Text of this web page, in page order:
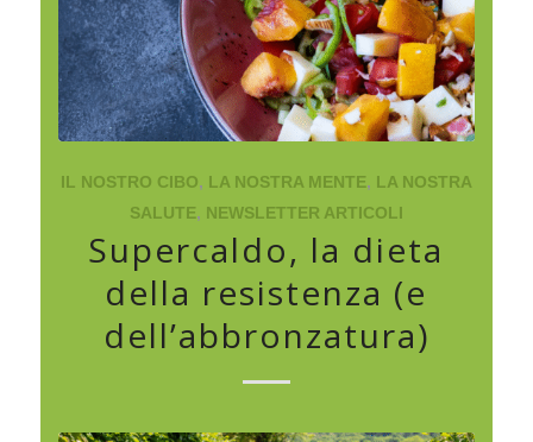
IL NOSTRO CIBO, LA NOSTRA MENTE, LA NOSTRA
SALUTE, NEWSLETTER ARTICOLI
Supercaldo, la dieta
della resistenza (e
dell’abbronzatura)